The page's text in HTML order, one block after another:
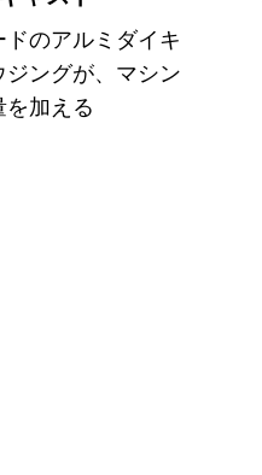
のアルミダイキ
ジングが、マシン
を加える